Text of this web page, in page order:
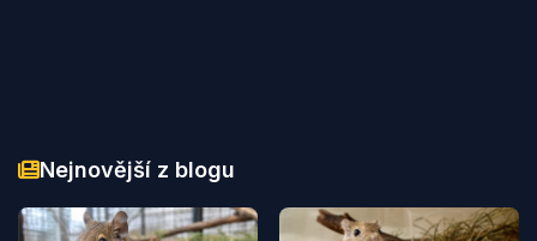
Nejnovější z blogu